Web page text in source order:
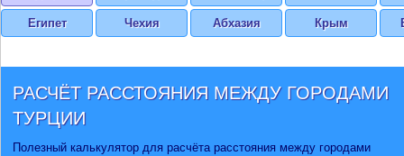
Египет Чехия Абхазия Крым
РАСЧЁТ РАССТОЯНИЯ МЕЖДУ ГОРОДАМИ
ТУРЦИИ
Полезный калькулятор для расчёта расстояния между городами